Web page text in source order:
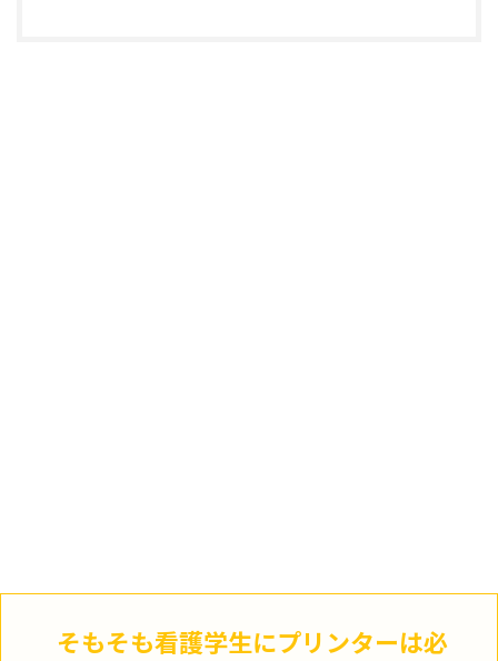
そもそも看護学生にプリンターは必